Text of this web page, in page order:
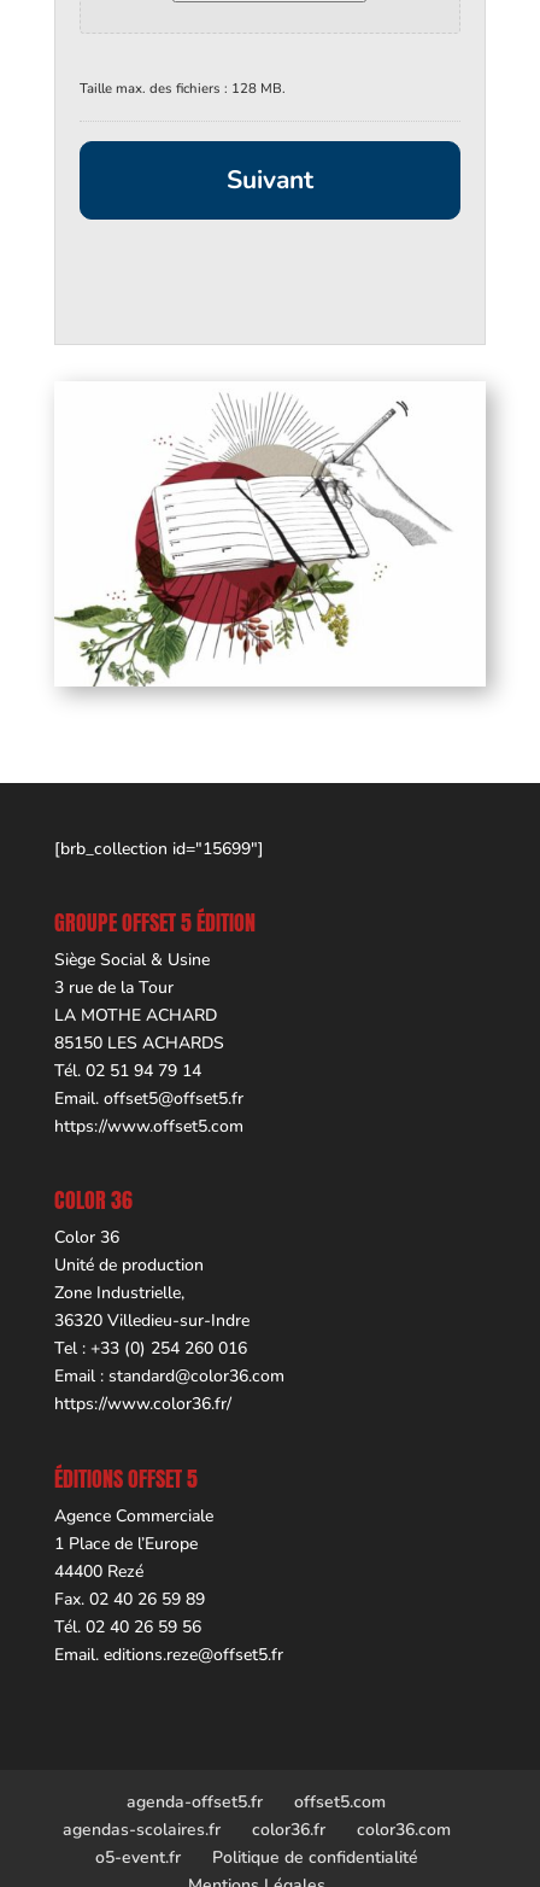
Taille max. des fichiers : 128 MB.
[brb_collection id="15699"]
GROUPE OFFSET 5 ÉDITION
Siège Social & Usine
3 rue de la Tour
LA MOTHE ACHARD
85150 LES ACHARDS
Tél. 02 51 94 79 14
Email. offset5@offset5.fr
https://www.offset5.com
COLOR 36
Color 36
Unité de production
Zone Industrielle,
36320 Villedieu-sur-Indre
Tel : +33 (0) 254 260 016
Email : standard@color36.com
https://www.color36.fr/
ÉDITIONS OFFSET 5
Agence Commerciale
1 Place de l’Europe
44400 Rezé
Fax. 02 40 26 59 89
Tél. 02 40 26 59 56
Email. editions.reze@offset5.fr
agenda-offset5.fr
offset5.com
agendas-scolaires.fr
color36.fr
color36.com
o5-event.fr
Politique de confidentialité